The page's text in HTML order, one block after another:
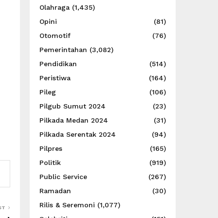
Olahraga (1,435)
Opini
(81)
Otomotif
(76)
Pemerintahan (3,082)
Pendidikan
(514)
Peristiwa
(164)
Pileg
(106)
Pilgub Sumut 2024
(23)
Pilkada Medan 2024
(31)
Pilkada Serentak 2024
(94)
Pilpres
(165)
Politik
(919)
Public Service
(267)
Ramadan
(30)
Rilis & Seremoni (1,077)